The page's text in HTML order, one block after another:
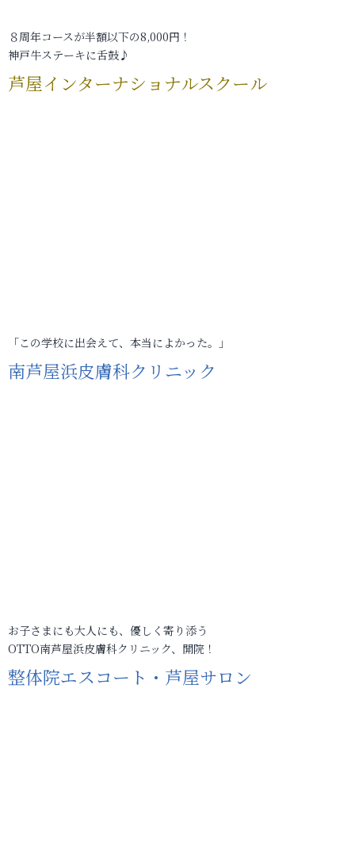
８周年コースが半額以下の8,000円！
神戸牛ステーキに舌鼓♪
芦屋インターナショナルスクール
「この学校に出会えて、本当によかった。」
南芦屋浜皮膚科クリニック
お子さまにも大人にも、優しく寄り添う
OTTO南芦屋浜皮膚科クリニック、開院！
整体院エスコート・芦屋サロン